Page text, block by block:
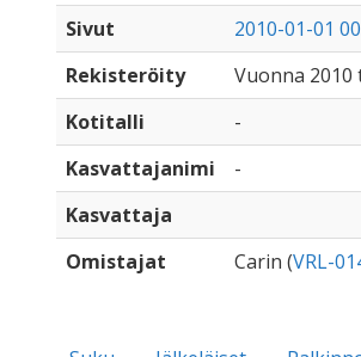
Sivut
2010-01-01
Rekisteröity
Vuonna 2010
Kotitalli
-
Kasvattajanimi
-
Kasvattaja
Omistajat
Carin (VRL-